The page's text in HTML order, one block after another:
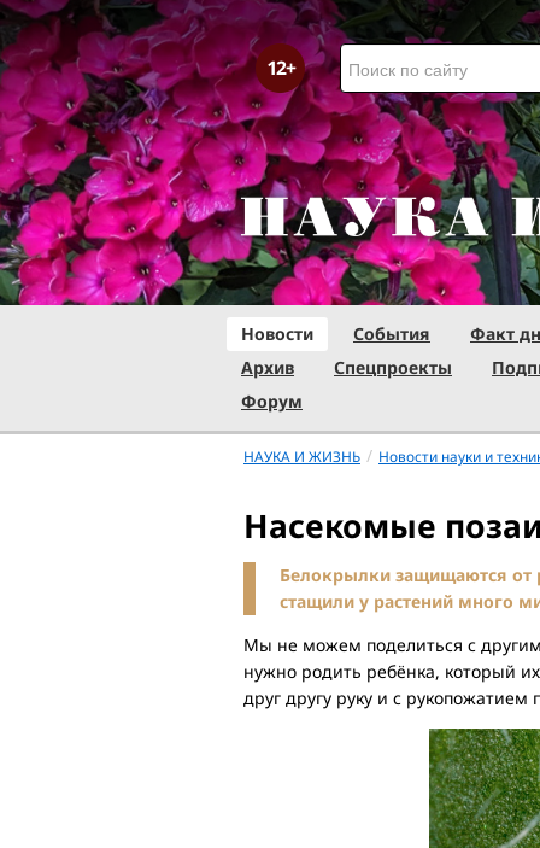
Новости События
Факт
Архив
Спецпроекты
Форум
НАУКА И ЖИЗНЬ / Новости науки и
Насекомые
Белокрылки защищаются от
стащили у растений много
Мы не можем поделиться с
нужно родить ребёнка, который
друг другу руку и с